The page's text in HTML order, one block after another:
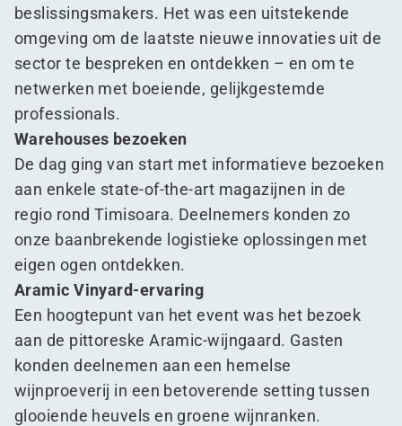
beslissingsmakers. Het was een uitstekende
omgeving om de laatste nieuwe innovaties uit de
sector te bespreken en ontdekken – en om te
netwerken met boeiende, gelijkgestemde
professionals.
Warehouses bezoeken
De dag ging van start met informatieve bezoeken
aan enkele state-of-the-art magazijnen in de
regio rond Timisoara. Deelnemers konden zo
onze baanbrekende logistieke oplossingen met
eigen ogen ontdekken.
Aramic Vinyard-ervaring
Een hoogtepunt van het event was het bezoek
aan de pittoreske Aramic-wijngaard. Gasten
konden deelnemen aan een hemelse
wijnproeverij in een betoverende setting tussen
glooiende heuvels en groene wijnranken.